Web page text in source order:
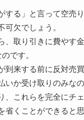
する」と言って空
可欠でしょう。
取り引きに費やす
です。
到来する前に反対売
か受け取りのみな
、これらを完全にチ
くことができると思